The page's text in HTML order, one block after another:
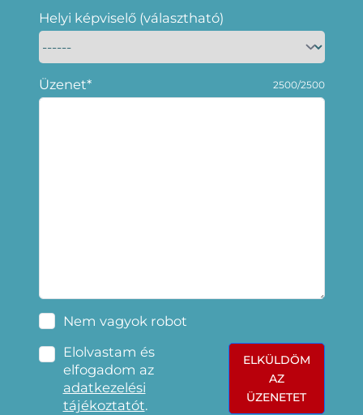
Helyi képviselő (választható)
Üzenet* 2500/2500
Nem vagyok robot
Elolvastam és
elfogadom az
adatkezelési
tájékoztatót.
ELKÜLDÖM
AZ
ÜZENETET